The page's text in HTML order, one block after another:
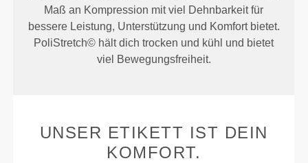
Maß an Kompression mit viel Dehnbarkeit für
bessere Leistung, Unterstützung und Komfort bietet.
PoliStretch© hält dich trocken und kühl und bietet
viel Bewegungsfreiheit.
UNSER ETIKETT IST DEIN
KOMFORT.